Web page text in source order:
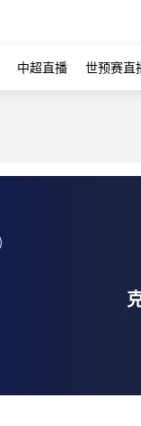
中超直播 世预赛直